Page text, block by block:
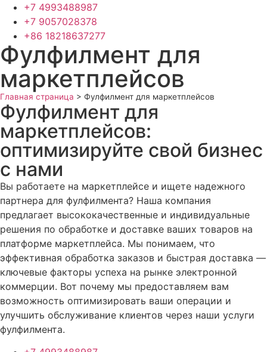
+7 4993488987
+7 9057028378
+86 18218637277
Фулфилмент для
маркетплейсов
Главная страница > Фулфилмент для маркетплейсов
Фулфилмент для
маркетплейсов:
оптимизируйте свой бизнес
с нами
Вы работаете на маркетплейсе и ищете надежного
партнера для фулфилмента? Наша компания
предлагает высококачественные и индивидуальные
решения по обработке и доставке ваших товаров на
платформе маркетплейса. Мы понимаем, что
эффективная обработка заказов и быстрая доставка —
ключевые факторы успеха на рынке электронной
коммерции. Вот почему мы предоставляем вам
возможность оптимизировать ваши операции и
улучшить обслуживание клиентов через наши услуги
фулфилмента.